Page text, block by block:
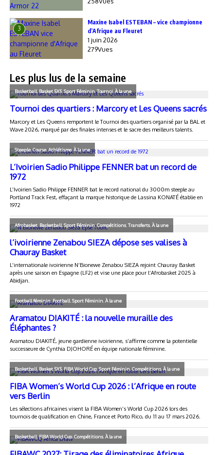
3
Maxine Isabel ESTEBAN – vice championne
d’Afrique au Fleuret
1 juin 2026
279Vues
Les plus lus de la semaine